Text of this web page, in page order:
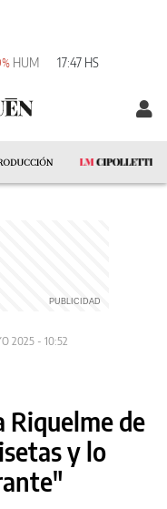
HUM 17:47 HS
2025 - 10:52
Riquelme de
y lo